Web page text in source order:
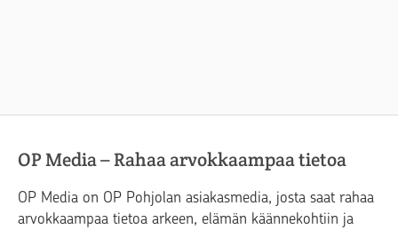
OP Media – Rahaa arvokkaampaa tietoa
OP Media on OP Pohjolan asiakasmedia, josta saat rahaa
arvokkaampaa tietoa arkeen, elämän käännekohtiin ja